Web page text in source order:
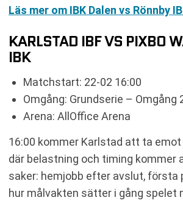
Läs mer om IBK Dalen vs Rönnby
KARLSTAD IBF VS PIXBO
IBK
Matchstart: 22-02 16:00
Omgång: Grundserie – Omgång
Arena: AllOffice Arena
16:00 kommer Karlstad att ta
där belastning och timing kommer
saker: hemjobb efter avslut, första
hur målvakten sätter i gång spelet